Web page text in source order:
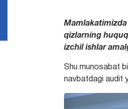
qizlarning
izchil ishlar
Shu munosabat
navbatdagi audit